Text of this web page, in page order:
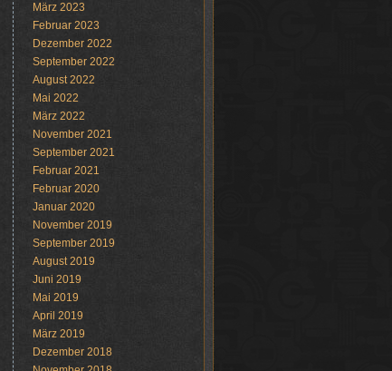
März 2023
Februar 2023
Dezember 2022
September 2022
August 2022
Mai 2022
März 2022
November 2021
September 2021
Februar 2021
Februar 2020
Januar 2020
November 2019
September 2019
August 2019
Juni 2019
Mai 2019
April 2019
März 2019
Dezember 2018